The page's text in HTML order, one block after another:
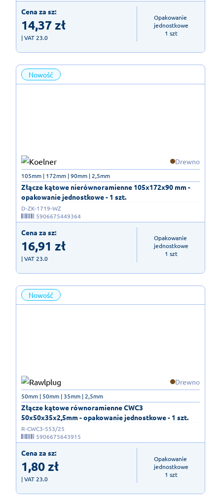
Cena za sz:
14,37zł
| VAT 23.0
Opakowanie
jednostkowe
1 szt
Nowość
Drewno
Złącze kątowe nierównoramienne 105x172x90 mm -
opakowanie jednostkowe - 1 szt.
105mm | 172mm | 90mm | 2,5mm
D-ZK-1719-WZ
5906675449364
Cena za sz:
16,91 zł
| VAT 23.0
Opakowanie
jednostkowe
1 szt
Nowość
Drewno
Złącze kątowe równoramienne CWC3
50x50x35x2,5mm - opakowanie jednostkowe - 1 szt.
50mm | 50mm | 35mm | 2,5mm
R-CWC3-553/25
5906675643915
Cena za sz:
1,80zł
| VAT 23.0
Opakowanie
jednostkowe
1 szt